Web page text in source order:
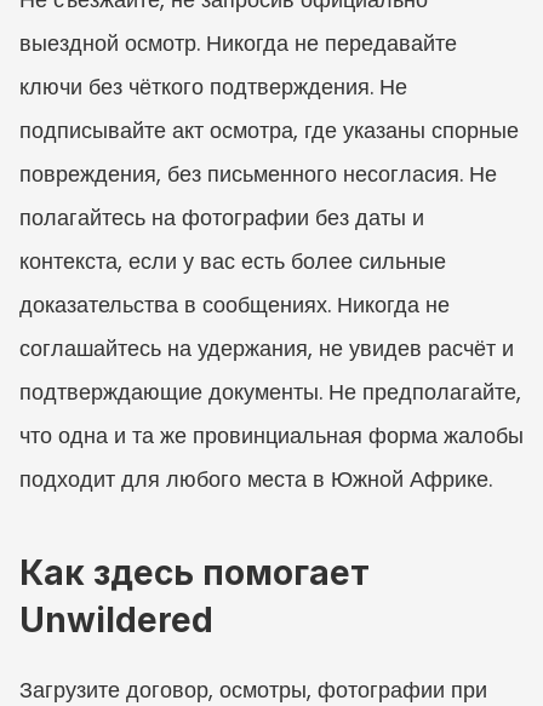
выездной осмотр. Никогда не передавайте
ключи без чёткого подтверждения. Не
подписывайте акт осмотра, где указаны спорные
повреждения, без письменного несогласия. Не
полагайтесь на фотографии без даты и
контекста, если у вас есть более сильные
доказательства в сообщениях. Никогда не
соглашайтесь на удержания, не увидев расчёт и
подтверждающие документы. Не предполагайте,
что одна и та же провинциальная форма жалобы
подходит для любого места в Южной Африке.
Как здесь помогает
Unwildered
Загрузите договор, осмотры, фотографии при